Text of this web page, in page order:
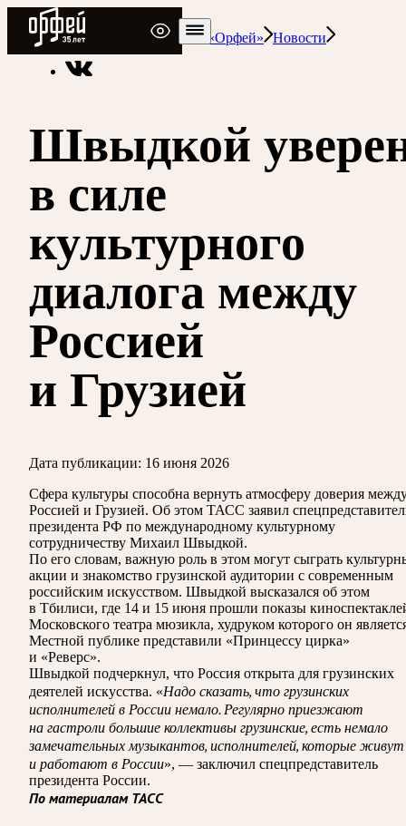
Радио Орфей
Радио классической музыки «Орфей»
Новости
Швыдкой
в силе
культурного
диалога между
Россией
и Грузией
Дата публикации: 16 июня 2026
Сфера культуры способна вернуть атмосферу доверия
Россией и Грузией. Об этом ТАСС заявил
президента РФ по международному культурному
сотрудничеству Михаил Швыдкой.
По его словам, важную роль в этом могут сыграть
акции и знакомство грузинской аудитории с современным
российским искусством. Швыдкой высказался об этом
в Тбилиси, где 14 и 15 июня прошли показы
Московского театра мюзикла, худруком которого он
Местной публике представили «Принцессу цирка»
и «Реверс».
Швыдкой подчеркнул, что Россия открыта для грузинских
деятелей искусства. «Надо сказать, что грузинских
исполнителей в России немало. Регулярно приезжают
на гастроли большие коллективы грузинские, есть немало
замечательных музыкантов, исполнителей, которые живут
и работают в России», — заключил спецпредставитель
президента России.
По материалам ТАСС